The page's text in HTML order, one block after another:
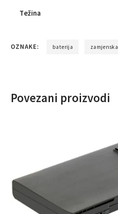
Težina
OZNAKE: baterija zamjenska
Povezani proizvodi